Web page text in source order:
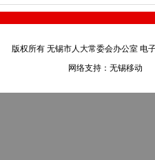
版权所有 无锡市人大常委会办公室 电
网络支持：无锡移动